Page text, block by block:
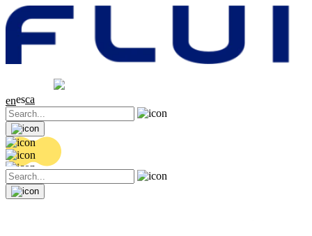
0.04 (+0.2%)
enesca